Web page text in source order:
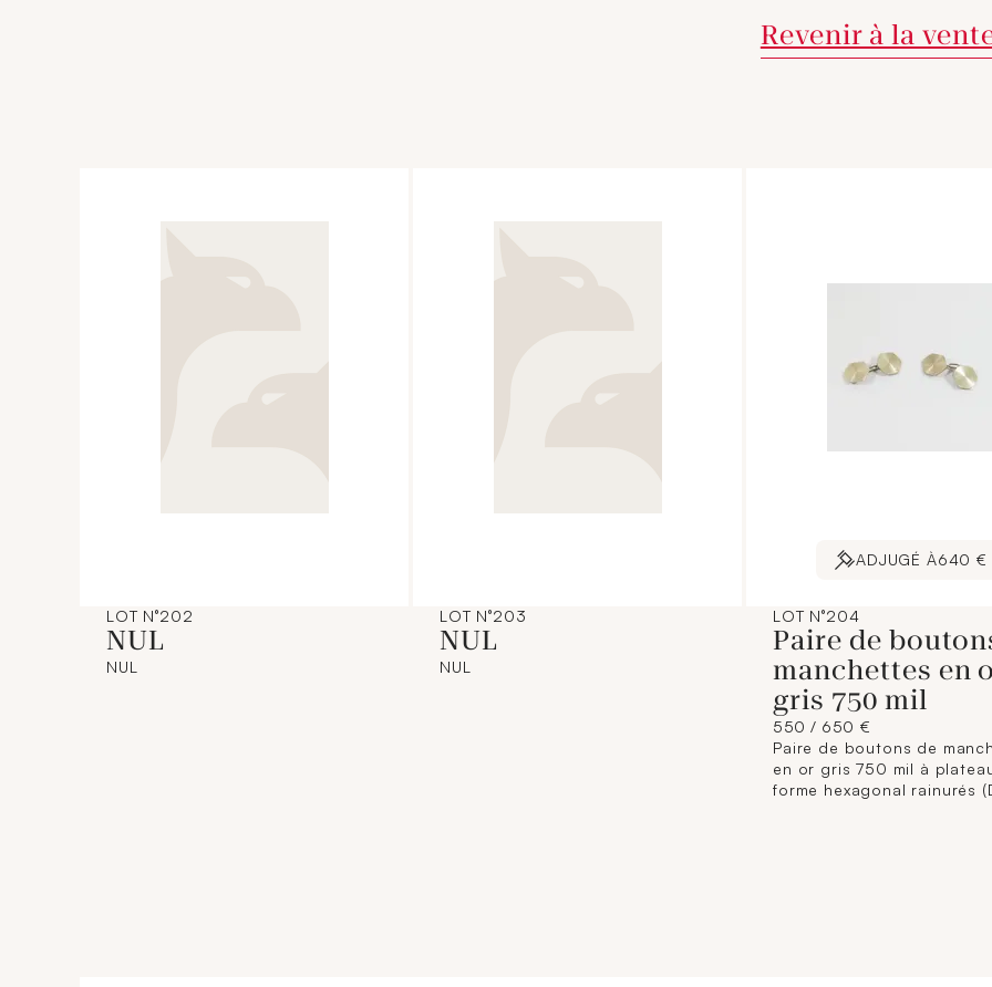
Revenir à la
LOT N°202
NUL
NUL
LOT N°203
NUL
NUL
ADJUGÉ À640 €
LOT N°204
Paire de
manchettes en
gris 750 mil
550 / 650 €
Paire de boutons de
en or gris 750 mil à
forme hexagonal rainurés